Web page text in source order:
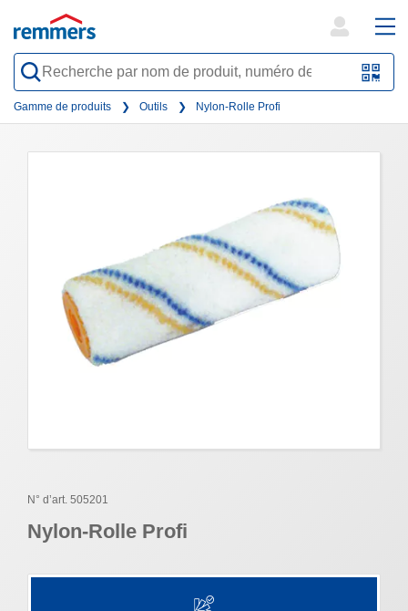
QR-
search
form
Gamme de produits Outils Nylon-Rolle Profi
N° d’art. 505201
Nylon-Rolle Profi